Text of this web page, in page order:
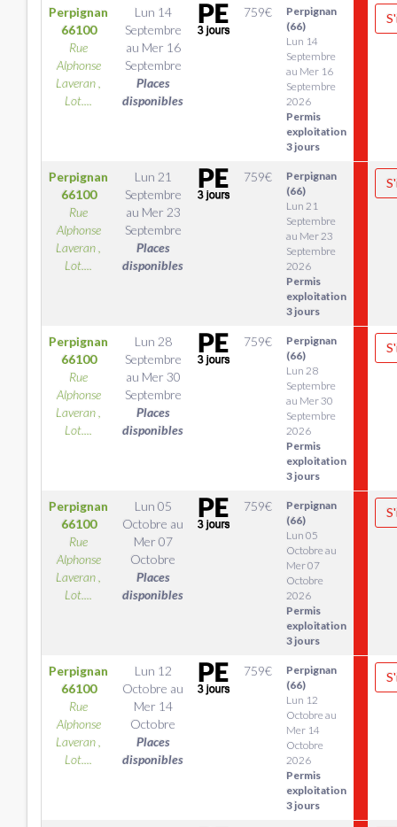
Perpignan
66100
Rue
Alphonse
Laveran ,
Lot....
Lun 14
Septembre
au Mer 16
Septembre
Places
disponibles
759€
Perpignan
(66)
Lun 14
Septembre
au Mer 16
Septembre
2026
Permis
exploitation
3 jours
Perpignan
66100
Rue
Alphonse
Laveran ,
Lot....
Lun 21
Septembre
au Mer 23
Septembre
Places
disponibles
759€
Perpignan
(66)
Lun 21
Septembre
au Mer 23
Septembre
2026
Permis
exploitation
3 jours
Perpignan
66100
Rue
Alphonse
Laveran ,
Lot....
Lun 28
Septembre
au Mer 30
Septembre
Places
disponibles
759€
Perpignan
(66)
Lun 28
Septembre
au Mer 30
Septembre
2026
Permis
exploitation
3 jours
Perpignan
66100
Rue
Alphonse
Laveran ,
Lot....
Lun 05
Octobre au
Mer 07
Octobre
Places
disponibles
759€
Perpignan
(66)
Lun 05
Octobre au
Mer 07
Octobre
2026
Permis
exploitation
3 jours
Perpignan
66100
Rue
Alphonse
Laveran ,
Lot....
Lun 12
Octobre au
Mer 14
Octobre
Places
disponibles
759€
Perpignan
(66)
Lun 12
Octobre au
Mer 14
Octobre
2026
Permis
exploitation
3 jours